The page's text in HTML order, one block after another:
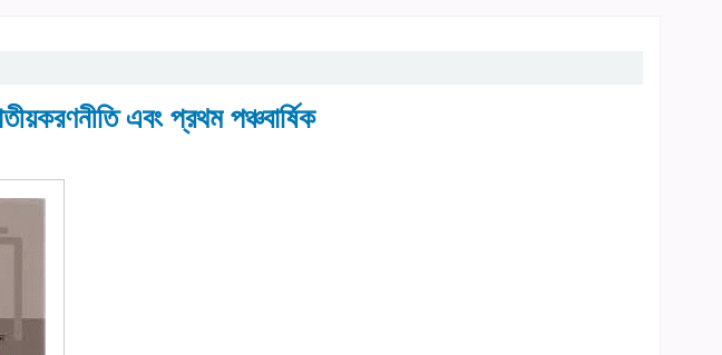
এবং প্রথম পঞ্চবার্ষিক